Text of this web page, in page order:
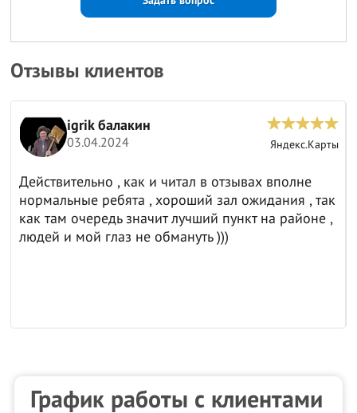
Отзывы клиентов
igrik балакин
03.04.2024 Яндекс.Карты
Действительно , как и читал в отзывах вполне
нормальные ребята , хороший зал ожидания , так
как там очередь значит лучший пункт на районе ,
людей и мой глаз не обмануть )))
График работы с клиентами